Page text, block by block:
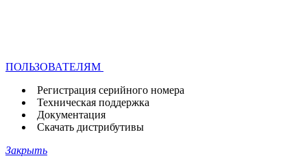
ПОЛЬЗОВАТЕЛЯМ
Регистрация серийного номера
Техническая поддержка
Документация
Скачать дистрибутивы
Закрыть